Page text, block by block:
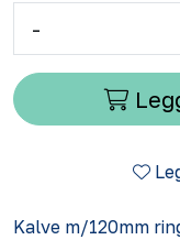
-
Kalve m/120mm